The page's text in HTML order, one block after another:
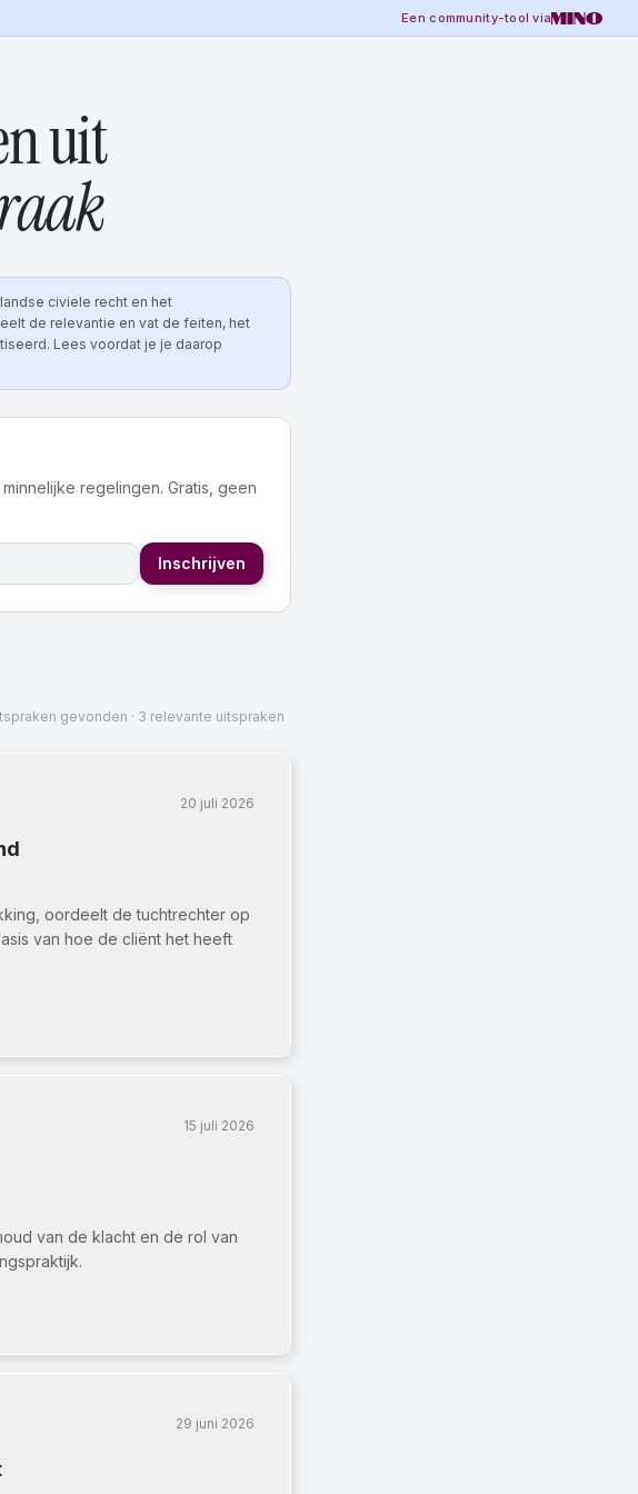
Een community-tool via
uit
civiele recht en het
de relevantie en vat de feiten, het
Lees voordat je je daarop
regelingen. Gratis, geen
Inschrijven
gevonden · 3 relevante uitspraken
20 juli 2026
oordeelt de tuchtrechter op
van hoe de cliënt het heeft
15 juli 2026
van de klacht en de rol van
29 juni 2026